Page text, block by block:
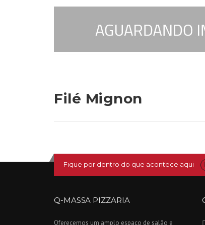
Filé Mignon
Fique por dentro do que acontece aqui
Q-MASSA PIZZARIA
Oferecemos um amplo espaço de salão e